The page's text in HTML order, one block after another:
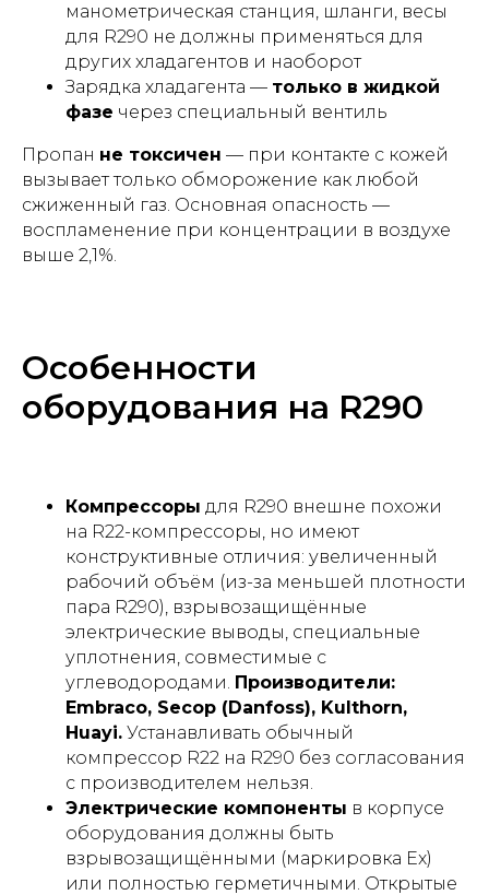
манометрическая станция, шланги, весы
для R290 не должны применяться для
других хладагентов и наоборот
Зарядка хладагента — только в жидкой
фазе через специальный вентиль
Пропан не токсичен — при контакте с кожей
вызывает только обморожение как любой
сжиженный газ. Основная опасность —
воспламенение при концентрации в воздухе
выше 2,1%.
Особенности
оборудования на R290
Компрессоры для R290 внешне похожи
на R22-компрессоры, но имеют
конструктивные отличия: увеличенный
рабочий объём (из-за меньшей плотности
пара R290), взрывозащищённые
электрические выводы, специальные
уплотнения, совместимые с
углеводородами. Производители:
Embraco, Secop (Danfoss), Kulthorn,
Huayi. Устанавливать обычный
компрессор R22 на R290 без согласования
с производителем нельзя.
Электрические компоненты в корпусе
оборудования должны быть
взрывозащищёнными (маркировка Ex)
или полностью герметичными. Открытые